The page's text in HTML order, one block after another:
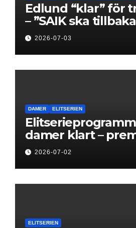
Edlund “klar” för
– ”SAIK ska
klubben hör
2026-07-03
DAMER ELITSERIEN
damer klart –
Next Level
2026-07-02
ELITSERIEN